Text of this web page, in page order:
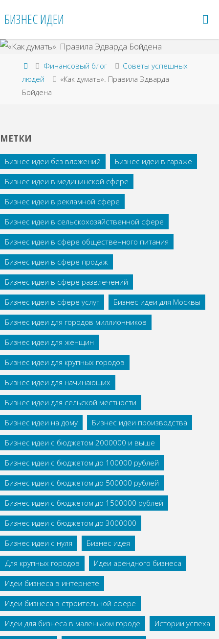
БИЗНЕС ИДЕИ
Главная
Финансовый блог
Советы успешных
людей
«Как думать». Правила Эдварда
Бойдена
МЕТКИ
Бизнес идеи без вложений
Бизнес идеи в гараже
Бизнес идеи в медицинской сфере
Бизнес идеи в рекламной сфере
Бизнес идеи в сельскохозяйственной сфере
Бизнес идеи в сфере общественного питания
Бизнес идеи в сфере продаж
Бизнес идеи в сфере развлечений
Бизнес идеи в сфере услуг
Бизнес идеи для Москвы
Бизнес идеи для городов миллионников
Бизнес идеи для женщин
Бизнес идеи для крупных городов
Бизнес идеи для начинающих
Бизнес идеи для сельской местности
Бизнес идеи на дому
Бизнес идеи производства
Бизнес идеи с бюджетом 2000000 и выше
Бизнес идеи с бюджетом до 100000 рублей
Бизнес идеи с бюджетом до 500000 рублей
Бизнес идеи с бюджетом до 1500000 рублей
Бизнес идеи с бюджетом до 3000000
Бизнес идеи с нуля
Бизнес идея
Для крупных городов
Идеи арендного бизнеса
Идеи бизнеса в интернете
Идеи бизнеса в строительной сфере
Идеи для бизнеса в маленьком городе
Истории успеха